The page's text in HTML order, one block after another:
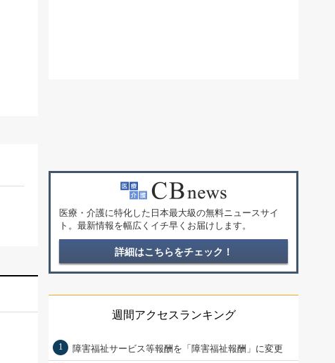
医療・介護に特化した日本最大級の無料ニュースサイ
ト。最新情報を幅広くイチ早くお届けします。
詳細はこちらをチェック！
週間アクセスランキング
1 障害福祉サービス等報酬を「障害福祉報酬」に変更